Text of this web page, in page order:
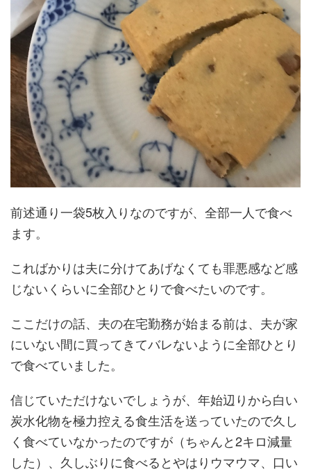
前述通り一袋5枚入りなのですが、全部一人で食べ
ます。
こればかりは夫に分けてあげなくても罪悪感など感
じないくらいに全部ひとりで食べたいのです。
ここだけの話、夫の在宅勤務が始まる前は、夫が家
にいない間に買ってきてバレないように全部ひとり
で食べていました。
信じていただけないでしょうが、年始辺りから白い
炭水化物を極力控える食生活を送っていたので久し
く食べていなかったのですが（ちゃんと2キロ減量
した）、久しぶりに食べるとやはりウマウマ、口い